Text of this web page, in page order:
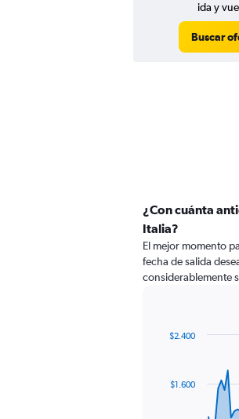
ida y
Buscar
¿Con cuánta
Italia?
El mejor momento
fecha de salida
considerablemente
data
$1.600
$2.400